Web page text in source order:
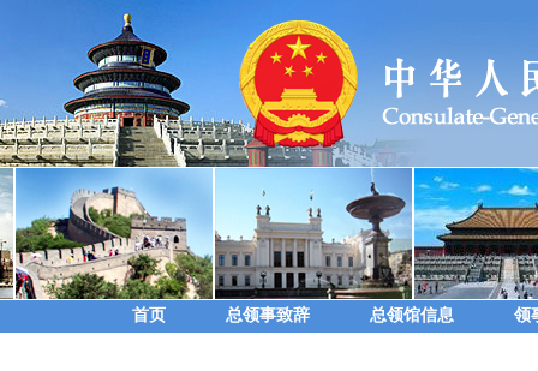
首页 总领事致辞 总领馆信息 领